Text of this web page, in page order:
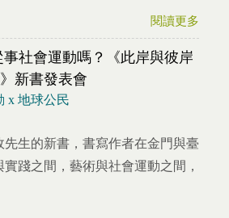
閱讀更多
社會運動嗎？《此岸與彼岸
新書發表會
x 地球公民
生的新書，書寫作者在金門與臺
踐之間，藝術與社會運動之間，